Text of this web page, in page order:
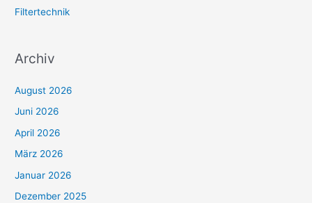
Filtertechnik
Archiv
August 2026
Juni 2026
April 2026
März 2026
Januar 2026
Dezember 2025